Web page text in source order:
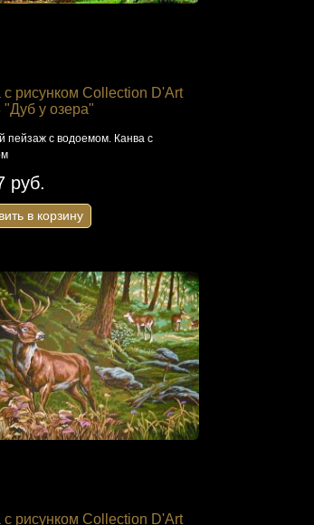
с рисунком Collection D'Art
"Дуб у озера"
пейзаж с водоемом. Канва с
руб.
в корзину
с рисунком Collection D'Art